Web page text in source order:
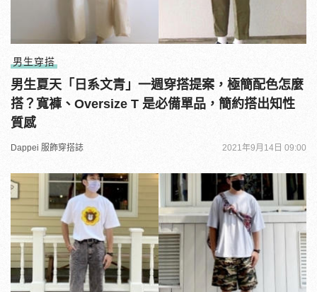
男生穿搭
男生夏天「日系文青」一週穿搭提案，極簡配色怎麼
搭？寬褲、Oversize T 是必備單品，簡約搭出知性
質感
Dappei 服飾穿搭誌 2021年9月14日 09:00